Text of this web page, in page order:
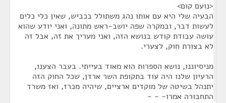
<נועם קום>
הבעיה שלי היא עם אותו נהג משתולל בכביש, שאין כלי כלים
לעשות דבר, ובמקרה שפה יושב-ראש מתונה, ואני יודע שהוא
עושה עבודת קודש בנושא הזה, ואני מעריך את זה, אבל זה
לא בצורת חוק, לצערי.
מניסיוננו, נושא הספרות הוא מאוד בעייתי. בעבר הצענו,
הרעיון שלנו היה עוד בתקופת השר ארדן, שכל החוק הזה
יתנהל בשיטה של מוקדים ארציים, שיהיה מכרז, ואז משרד
התחבורה אמרו- - -